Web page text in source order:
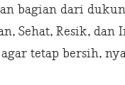
bagian dari
Sehat, Resik,
tetap bersih,